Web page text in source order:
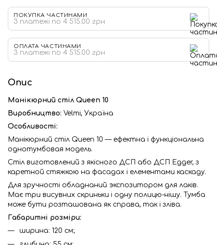
ПОКУПКА ЧАСТИНАМИ
3 платежі по 4 515.00 грн
ОПЛАТА ЧАСТИНАМИ
3 платежі по 4 515.00 грн
Опис
Манікюрний стіл Queen 10
Виробництво: Velmi, Україна
Особливості:
Манікюрний стіл Queen 10 — ефектна і функціональна
однотумбовая модель.
Стіл виготовлений з якісного ДСП або ДСП Egger, з
каретной стяжкою на фасадах і елементами каскаду.
Для зручності обладнаний экспозитором для лаків.
Має три висувних скриньки і одну полицю-нішу. Тумба
може бути розташована як справа, так і зліва.
Габаритні розміри:
ширина: 120 см;